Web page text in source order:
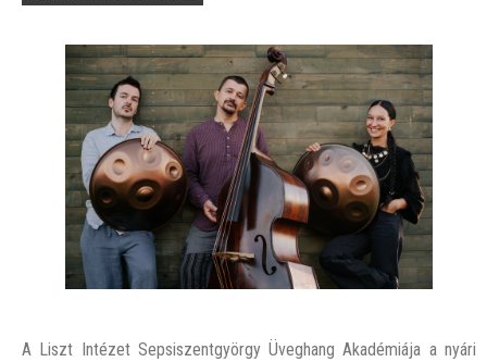
A Liszt Intézet Sepsiszentgyörgy Üveghang Akadémiája a nyári